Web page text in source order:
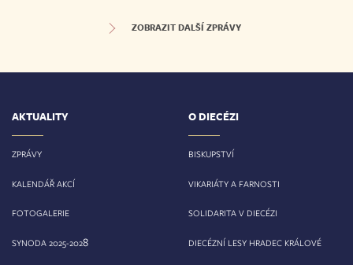
ZOBRAZIT DALŠÍ ZPRÁVY
AKTUALITY
ZPRÁVY
KALENDÁŘ AKCÍ
FOTOGALERIE
SYNODA 2025-2028
O DIECÉZI
BISKUPSTVÍ
VIKARIÁTY A FARNOSTI
SOLIDARITA V DIECÉZI
DIECÉZNÍ LESY HRADEC KRÁLOVÉ